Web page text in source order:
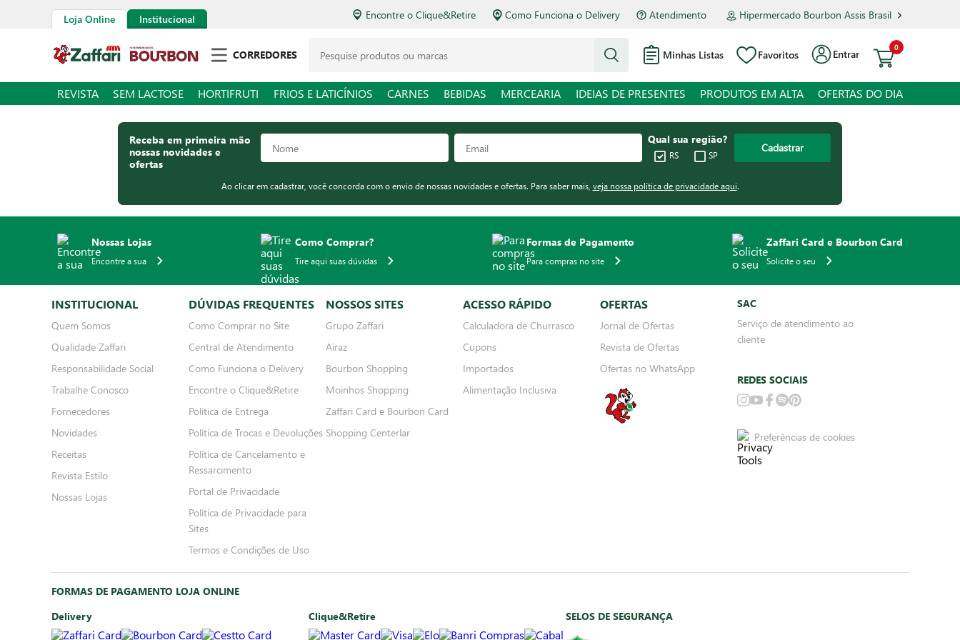
Loja Online Institucional Encontre o Clique&Retire Como Funciona o Delivery Atendimento Hipermercado Bourbon Assis Brasil
CORREDORES Minhas Listas Favoritos Entrar
0
REVISTA SEM LACTOSE HORTIFRUTI FRIOS E LATICÍNIOS CARNES BEBIDAS MERCEARIA IDEIAS DE PRESENTES PRODUTOS EM ALTA OFERTAS DO DIA
Receba em primeira mão
nossas novidades e
ofertas
Qual sua região?
RS SP
Cadastrar
Ao clicar em cadastrar, você concorda com o envio de nossas novidades e ofertas. Para saber mais, veja nossa política de privacidade aqui.
Nossas Lojas
Encontre a sua
Como Comprar?
Tire aqui suas dúvidas
Formas de Pagamento
Para compras no site
Zaffari Card e Bourbon Card
Solicite o seu
INSTITUCIONAL
Quem Somos
Qualidade Zaffari
Responsabilidade Social
Trabalhe Conosco
Fornecedores
Novidades
Receitas
Revista Estilo
Nossas Lojas
DÚVIDAS FREQUENTES
Como Comprar no Site
Central de Atendimento
Como Funciona o Delivery
Encontre o Clique&Retire
Política de Entrega
Política de Trocas e Devoluções
Política de Cancelamento e
Ressarcimento
Portal de Privacidade
Política de Privacidade para
Sites
Termos e Condições de Uso
NOSSOS SITES
Grupo Zaffari
Airaz
Bourbon Shopping
Moinhos Shopping
Zaffari Card e Bourbon Card
Shopping Centerlar
ACESSO RÁPIDO
Calculadora de Churrasco
Cupons
Importados
Alimentação Inclusiva
OFERTAS
Jornal de Ofertas
Revista de Ofertas
Ofertas no WhatsApp
SAC
Serviço de atendimento ao
cliente
REDES SOCIAIS
Preferências de cookies
FORMAS DE PAGAMENTO LOJA ONLINE
Delivery
Clique&Retire SELOS DE SEGURANÇA